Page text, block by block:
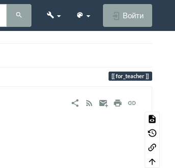
Войти
for_teacher